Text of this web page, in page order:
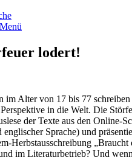
Menü
lodert!
im Alter von 17 bis 77
in die Welt. Die
der Texte aus den Online-
englischer Sprache) und
Herbstausschreibung „Braucht
im Literaturbetrieb? Und